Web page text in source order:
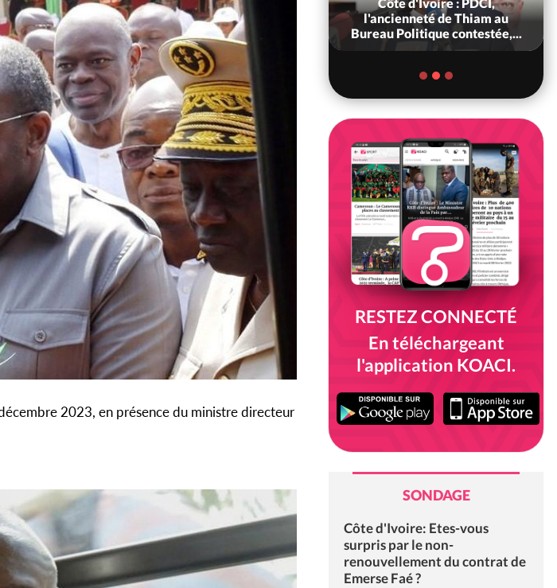
2023, en présence du ministre directeur
Affi au Chef
Le moment...
l'ancienneté de Thiam au
Bureau Politique contestée,...
société civile, le
gouvernement valide six dé...
RESTEZ CONNECTÉ
En téléchargeant
l'application KOACI.
SONDAGE
Côte d'Ivoire: Etes-vous
surpris par le non-
renouvellement du contrat de
Emerse Faé ?